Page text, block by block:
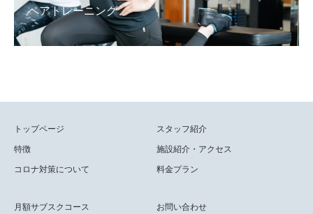
ペアトレーニング
トップページ
特徴
コロナ対策について
スタッフ紹介
施設紹介・アクセス
料金プラン
月額サブスクコース お問い合わせ